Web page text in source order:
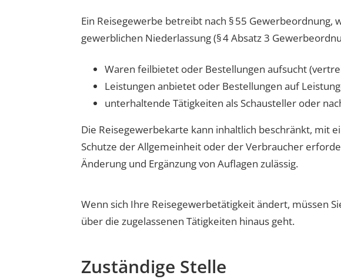
Ein Reisegewerbe betreibt nach § 55
gewerblichen Niederlassung (§ 4 Absatz 3
Waren feilbietet oder Bestellungen aufsucht
Leistungen anbietet oder Bestellungen auf
unterhaltende Tätigkeiten als Schausteller oder
Die Reisegewerbekarte kann inhaltlich beschränkt, mit
Schutze der Allgemeinheit oder der Verbraucher
Änderung und Ergänzung von Auflagen zulässig.
Wenn sich Ihre Reisegewerbetätigkeit ändert, müssen
über die zugelassenen Tätigkeiten hinaus geht.
Zuständige Stelle